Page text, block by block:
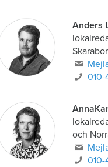
Anders
010-
och
010-